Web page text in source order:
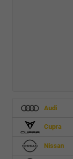
Audi
Cupra
Nissan